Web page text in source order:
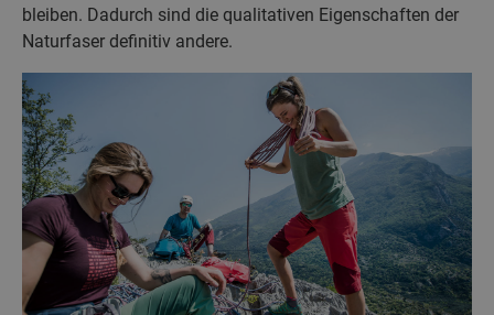
bleiben. Dadurch sind die qualitativen Eigenschaften der
Naturfaser definitiv andere.